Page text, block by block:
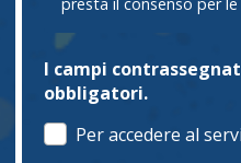
I campi
obbligatori.
Per accedere al